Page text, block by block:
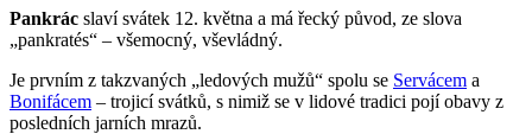
Pankrác slaví svátek 12. května a má řecký původ, ze slova
„pankratés“ – všemocný, vševládný.
Je prvním z takzvaných „ledových mužů“ spolu se Servácem a
Bonifácem – trojicí svátků, s nimiž se v lidové tradici pojí obavy z
posledních jarních mrazů.